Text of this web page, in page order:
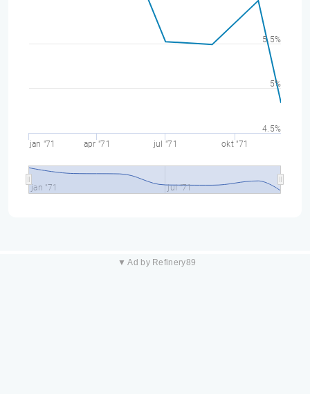
jan "71 apr "71 jul "71 okt "71
jan "71 jul "71
4.5%
5%
5.5%
▼ Ad by Refinery89